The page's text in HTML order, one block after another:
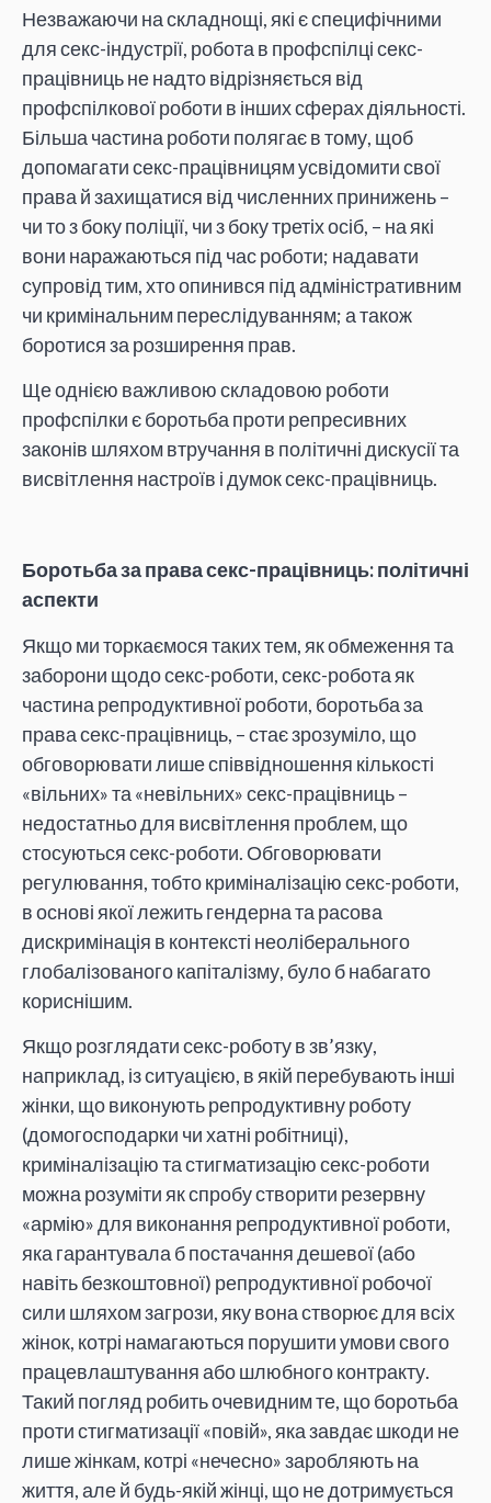
Незважаючи на складнощі, які є специфічними
для секс-індустрії, робота в профспілці секс-
працівниць не надто відрізняється від
профспілкової роботи в інших сферах діяльності.
Більша частина роботи полягає в тому, щоб
допомагати секс-працівницям усвідомити свої
права й захищатися від численних принижень –
чи то з боку поліції, чи з боку третіх осіб, – на які
вони наражаються під час роботи; надавати
супровід тим, хто опинився під адміністративним
чи кримінальним переслідуванням; а також
боротися за розширення прав.
Ще однією важливою складовою роботи
профспілки є боротьба проти репресивних
законів шляхом втручання в політичні дискусії та
висвітлення настроїв і думок секс-працівниць.
Боротьба за права секс-працівниць: політичні
аспекти
Якщо ми торкаємося таких тем, як обмеження та
заборони щодо секс-роботи, секс-робота як
частина репродуктивної роботи, боротьба за
права секс-працівниць, – стає зрозуміло, що
обговорювати лише співвідношення кількості
«вільних» та «невільних» секс-працівниць –
недостатньо для висвітлення проблем, що
стосуються секс-роботи. Обговорювати
регулювання, тобто криміналізацію секс-роботи,
в основі якої лежить гендерна та расова
дискримінація в контексті неоліберального
глобалізованого капіталізму, було б набагато
кориснішим.
Якщо розглядати секс-роботу в зв’язку,
наприклад, із ситуацією, в якій перебувають інші
жінки, що виконують репродуктивну роботу
(домогосподарки чи хатні робітниці),
криміналізацію та стигматизацію секс-роботи
можна розуміти як спробу створити резервну
«армію» для виконання репродуктивної роботи,
яка гарантувала б постачання дешевої (або
навіть безкоштовної) репродуктивної робочої
сили шляхом загрози, яку вона створює для всіх
жінок, котрі намагаються порушити умови свого
працевлаштування або шлюбного контракту.
Такий погляд робить очевидним те, що боротьба
проти стигматизації «повій», яка завдає шкоди не
лише жінкам, котрі «нечесно» заробляють на
життя, але й будь-якій жінці, що не дотримується